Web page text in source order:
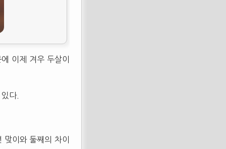
이제 겨우 두살이
다.
이와 둘째의 차이